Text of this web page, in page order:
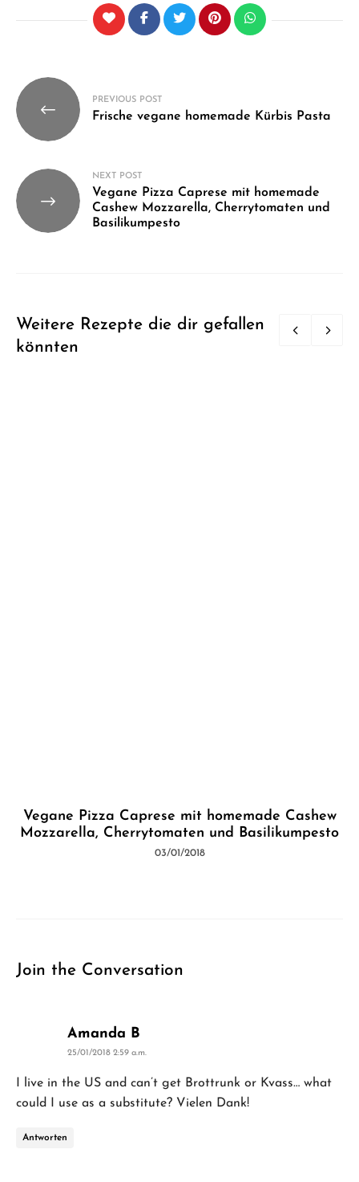
Beitragsnavigation
PREVIOUS POST
Frische vegane homemade Kürbis Pasta
NEXT POST
Vegane Pizza Caprese mit homemade
Cashew Mozzarella, Cherrytomaten und
Basilikumpesto
Weitere Rezepte die dir gefallen
könnten
Vegane Pizza Caprese mit homemade Cashew
Mozzarella, Cherrytomaten und Basilikumpesto
03/01/2018
Join the Conversation
Amanda B
25/01/2018 2:59 a.m.
I live in the US and can’t get Brottrunk or Kvass… what
could I use as a substitute? Vielen Dank!
Antworten